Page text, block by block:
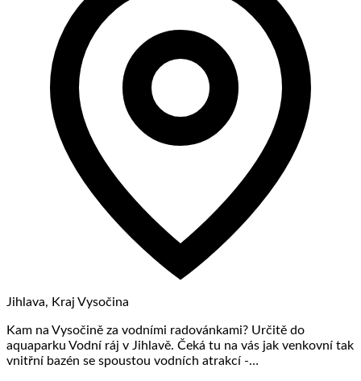
Jihlava, Kraj Vysočina
Kam na Vysočině za vodními radovánkami? Určitě do
aquaparku Vodní ráj v Jihlavě. Čeká tu na vás jak venkovní tak
vnitřní bazén se spoustou vodních atrakcí -…